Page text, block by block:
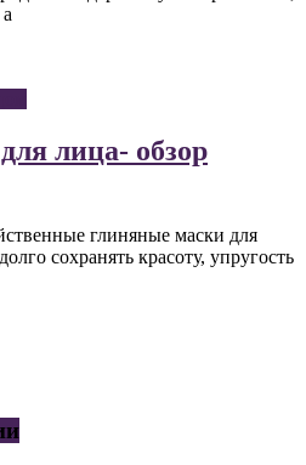
лица- обзор
глиняные маски для
сохранять красоту, упругость